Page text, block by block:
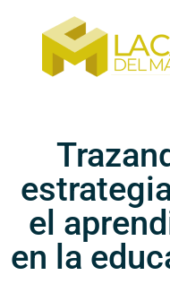
el
en la